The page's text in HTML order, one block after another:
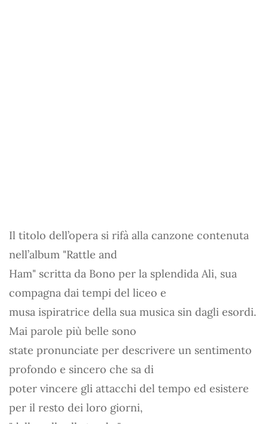
Il titolo dell’opera si rifà alla canzone contenuta
nell’album "Rattle and
Ham" scritta da Bono per la splendida Ali, sua
compagna dai tempi del liceo e
musa ispiratrice della sua musica sin dagli esordi.
Mai parole più belle sono
state pronunciate per descrivere un sentimento
profondo e sincero che sa di
poter vincere gli attacchi del tempo ed esistere
per il resto dei loro giorni,